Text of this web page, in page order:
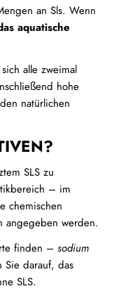
an Sls. Wenn
aquatische
alle zweimal
hohe
natürlichen
SLS zu
– im
chemischen
angegeben werden.
finden – sodium
Sie darauf, das
SLS.